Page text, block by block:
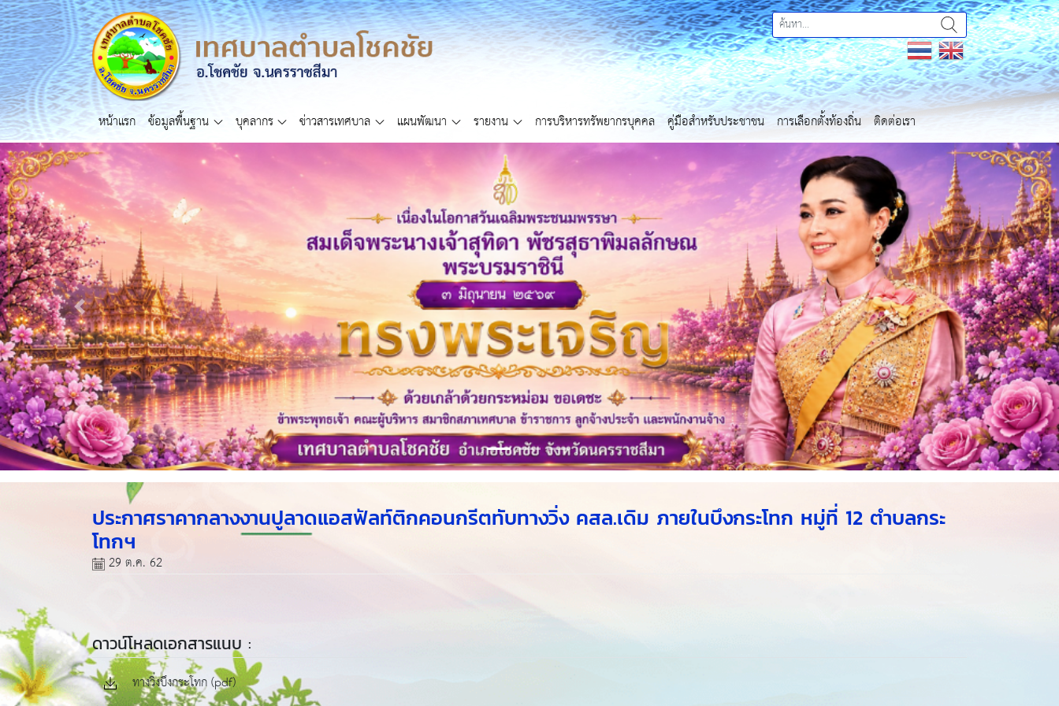
หน้าแรก ข้อมูลพื้นฐาน บุคลากร ข่าวสารเทศบาล แผนพัฒนา รายงาน การบริหารทรัพยากรบุคคล คู่มือสำหรับประชาชน การเลือกตั้งท้องถิ่น ติดต่อเรา
Previous Next
ประกาศราคากลางงานปูลาดแอสฟัลท์ติกคอนกรีตทับทางวิ่ง คสล.เดิม ภายในบึงกระโทก หมู่ที่ 12 ตำบลกระ
โทกฯ
29 ต.ค. 62
ดาวน์โหลดเอกสารแนบ :
ทางวิ่งบึงกระโทก (pdf)